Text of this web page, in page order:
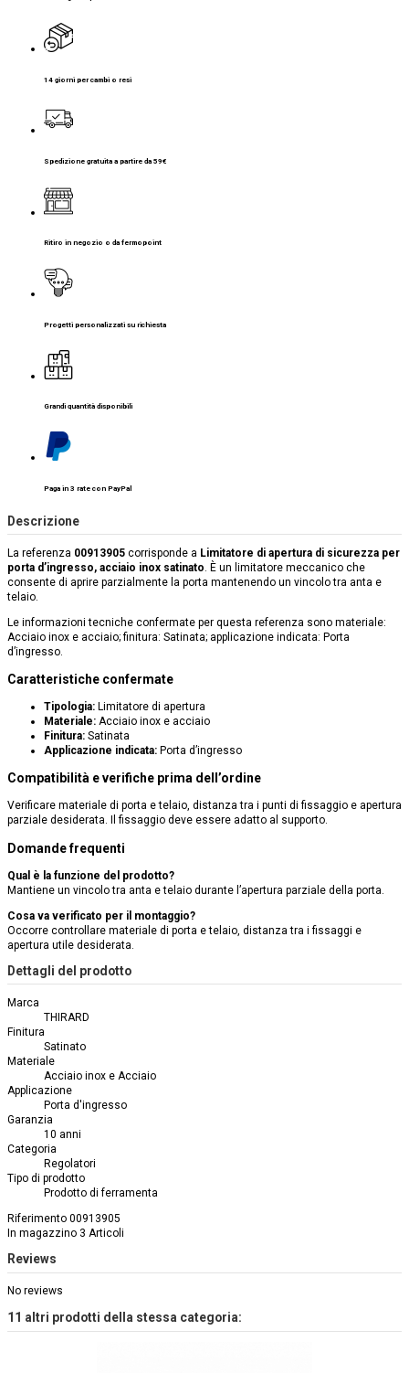
14 giorni per cambi o resi
Spedizione gratuita a partire da 59€
Ritiro in negozio o da fermopoint
Progetti personalizzati su richiesta
Grandi quantità disponibili
Paga in 3 rate con PayPal
Descrizione
La referenza 00913905 corrisponde a Limitatore di apertura di sicurezza per
porta d’ingresso, acciaio inox satinato. È un limitatore meccanico che
consente di aprire parzialmente la porta mantenendo un vincolo tra anta e
telaio.
Le informazioni tecniche confermate per questa referenza sono materiale:
Acciaio inox e acciaio; finitura: Satinata; applicazione indicata: Porta
d’ingresso.
Caratteristiche confermate
Tipologia: Limitatore di apertura
Materiale: Acciaio inox e acciaio
Finitura: Satinata
Applicazione indicata: Porta d’ingresso
Compatibilità e verifiche prima dell’ordine
Verificare materiale di porta e telaio, distanza tra i punti di fissaggio e apertura
parziale desiderata. Il fissaggio deve essere adatto al supporto.
Domande frequenti
Qual è la funzione del prodotto?
Mantiene un vincolo tra anta e telaio durante l’apertura parziale della porta.
Cosa va verificato per il montaggio?
Occorre controllare materiale di porta e telaio, distanza tra i fissaggi e
apertura utile desiderata.
Dettagli del prodotto
Marca
THIRARD
Finitura
Satinato
Materiale
Acciaio inox e Acciaio
Applicazione
Porta d'ingresso
Garanzia
10 anni
Categoria
Regolatori
Tipo di prodotto
Prodotto di ferramenta
Riferimento 00913905
In magazzino 3 Articoli
Reviews
No reviews
11 altri prodotti della stessa categoria: